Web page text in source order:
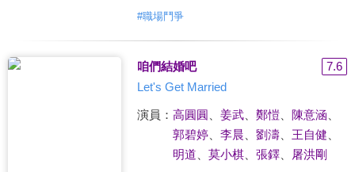
#職場鬥爭
咱們結婚吧
7.6
Let's Get Married
演員： 高圓圓 姜武、 鄭愷、 陳意涵
郭碧婷、 李晨 劉濤、 王自健
明道
莫小棋、 張鐸、 屠洪剛